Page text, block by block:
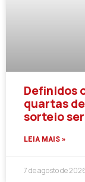
Definidos
quartas
sorteio
LEIA MAIS »
7 de agosto de